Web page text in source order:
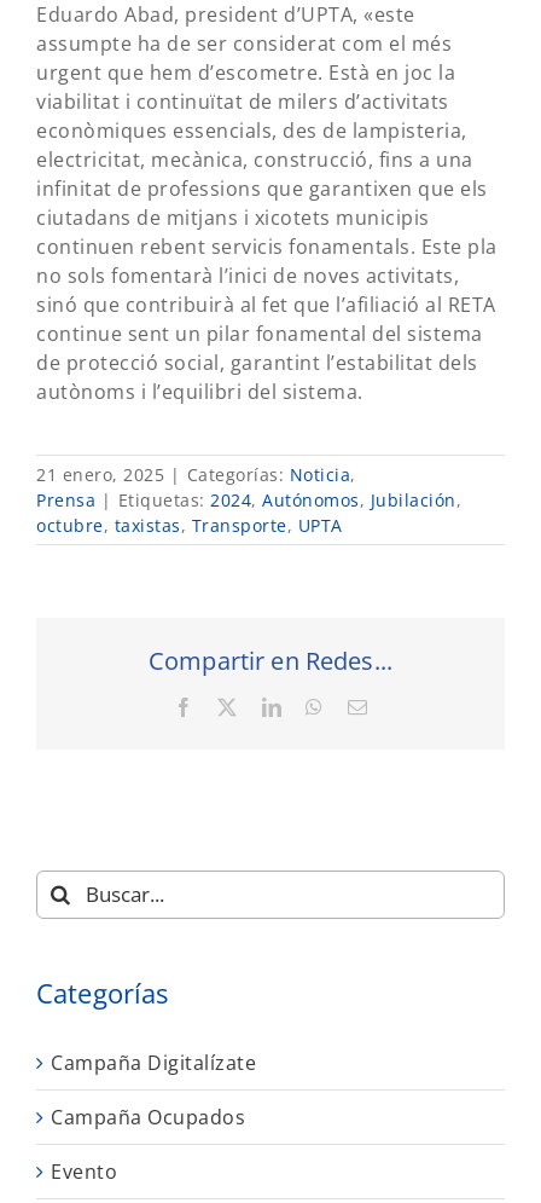
Eduardo Abad, president d’UPTA, «este
assumpte ha de ser considerat com el més
urgent que hem d’escometre. Està en joc la
viabilitat i continuïtat de milers d’activitats
econòmiques essencials, des de lampisteria,
electricitat, mecànica, construcció, fins a una
infinitat de professions que garantixen que els
ciutadans de mitjans i xicotets municipis
continuen rebent servicis fonamentals. Este pla
no sols fomentarà l’inici de noves activitats,
sinó que contribuirà al fet que l’afiliació al RETA
continue sent un pilar fonamental del sistema
de protecció social, garantint l’estabilitat dels
autònoms i l’equilibri del sistema.
21 enero, 2025 | Categorías: Noticia,
Prensa | Etiquetas: 2024, Autónomos, Jubilación,
octubre, taxistas, Transporte, UPTA
Compartir en Redes...
Facebook LinkedInWhatsApp
Correo
Buscar:
Categorías
Campaña Digitalízate
Campaña Ocupados
Evento